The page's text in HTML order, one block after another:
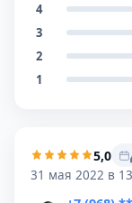
4
3
2
1
5,0
31 мая 2022 в